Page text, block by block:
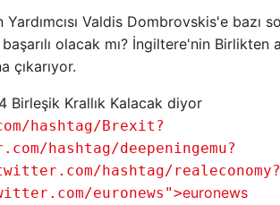
Valdis Dombrovskis'e bazı
olacak mı? İngiltere'nin Birlikten
çıkarıyor.
Birleşik Krallık Kalacak diyor
hashtag/Brexit?
hashtag/deepeningemu?
hashtag/realeconomy?
euronews">euronews